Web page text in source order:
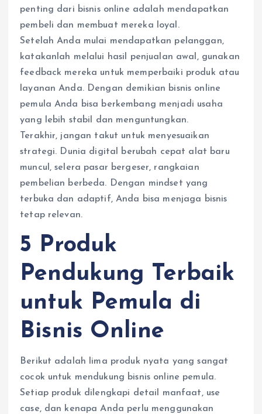
penting dari bisnis online adalah mendapatkan
pembeli dan membuat mereka loyal.
Setelah Anda mulai mendapatkan pelanggan,
katakanlah melalui hasil penjualan awal, gunakan
feedback mereka untuk memperbaiki produk atau
layanan Anda. Dengan demikian bisnis online
pemula Anda bisa berkembang menjadi usaha
yang lebih stabil dan menguntungkan.
Terakhir, jangan takut untuk menyesuaikan
strategi. Dunia digital berubah cepat alat baru
muncul, selera pasar bergeser, rangkaian
pembelian berbeda. Dengan mindset yang
terbuka dan adaptif, Anda bisa menjaga bisnis
tetap relevan.
5 Produk
Pendukung Terbaik
untuk Pemula di
Bisnis Online
Berikut adalah lima produk nyata yang sangat
cocok untuk mendukung bisnis online pemula.
Setiap produk dilengkapi detail manfaat, use
case, dan kenapa Anda perlu menggunakan